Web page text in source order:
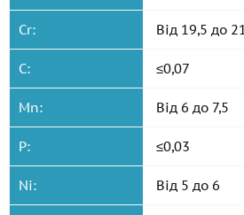
Cr: Від 19,5 до
C: ≤0,07
Mn: Від 6 до 7,5
P: ≤0,03
Ni: Від 5 до 6